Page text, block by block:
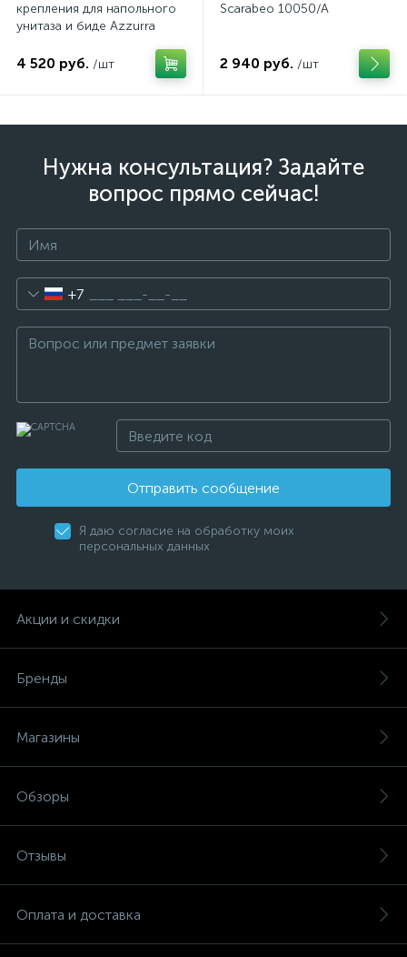
крепления для напольного
унитаза и биде Azzurra
4 520 руб. /шт
Scarabeo 10050/A
2 940 руб. /шт
Нужна консультация? Задайте
вопрос прямо сейчас!
+7
Отправить сообщение
Я даю согласие на обработку моих
персональных данных
Акции и скидки
Бренды
Магазины
Обзоры
Отзывы
Оплата и доставка